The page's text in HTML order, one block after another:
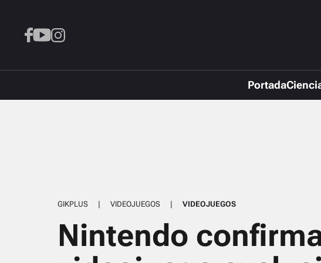
Portada
GIKPLUS | VIDEOJUEGOS | VIDEOJUEGOS
Nintendo